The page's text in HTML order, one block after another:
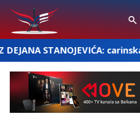
carinska i